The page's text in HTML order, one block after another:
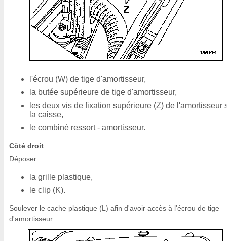
l'écrou (W) de tige d'amortisseur,
la butée supérieure de tige d'amortisseur,
les deux vis de fixation supérieure (Z) de l'amortisseur
la caisse,
le combiné ressort - amortisseur.
Côté droit
Déposer :
la grille plastique,
le clip (K).
Soulever le cache plastique (L) afin d'avoir accès à l'écrou de tige
d'amortisseur.